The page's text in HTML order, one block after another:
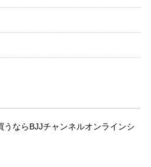
うならBJJチャンネルオンラインシ